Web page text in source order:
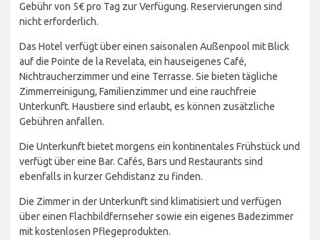
Gebühr von 5€ pro Tag zur Verfügung. Reservierungen sind
nicht erforderlich.
Das Hotel verfügt über einen saisonalen Außenpool mit Blick
auf die Pointe de la Revelata, ein hauseigenes Café,
Nichtraucherzimmer und eine Terrasse. Sie bieten tägliche
Zimmerreinigung, Familienzimmer und eine rauchfreie
Unterkunft. Haustiere sind erlaubt, es können zusätzliche
Gebühren anfallen.
Die Unterkunft bietet morgens ein kontinentales Frühstück und
verfügt über eine Bar. Cafés, Bars und Restaurants sind
ebenfalls in kurzer Gehdistanz zu finden.
Die Zimmer in der Unterkunft sind klimatisiert und verfügen
über einen Flachbildfernseher sowie ein eigenes Badezimmer
mit kostenlosen Pflegeprodukten.